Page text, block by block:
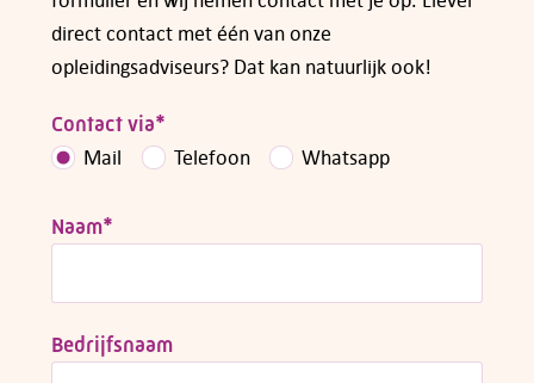
direct contact met één van onze
opleidingsadviseurs? Dat kan natuurlijk ook!
Contact via*
Mail Telefoon Whatsapp
Naam*
Bedrijfsnaam